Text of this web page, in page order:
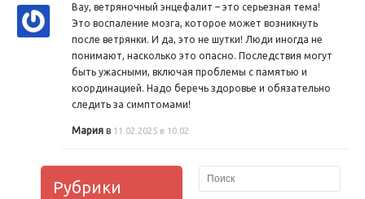
Вау, ветряночный энцефалит – это серьезная тема!
Это воспаление мозга, которое может возникнуть
после ветрянки. И да, это не шутки! Люди иногда не
понимают, насколько это опасно. Последствия могут
быть ужасными, включая проблемы с памятью и
координацией. Надо беречь здоровье и обязательно
следить за симптомами!
Мария в 11.02.2025 в 10:02
Рубрики